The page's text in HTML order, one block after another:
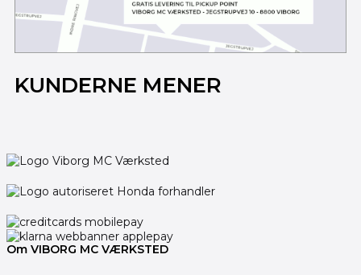
KUNDERNE MENER
Om VIBORG MC VÆRKSTED